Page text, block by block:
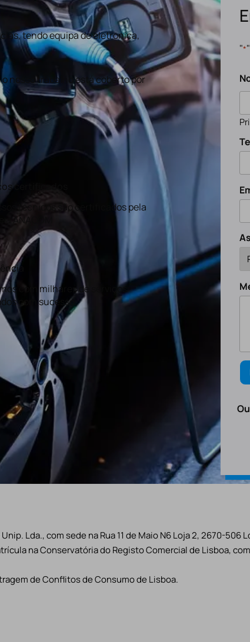
tendo equipa de eletronica,
o nosso trabalho está coberto por
certificados
técnicos são certificados pela
a ANACOM
com milhares de serviços
com sucesso.
"*
Lda., com sede na Rua 11 de Maio N6 Loja 2, 2670-506
na Conservatória do Registo Comercial de Lisboa,
de Conflitos de Consumo de Lisboa.